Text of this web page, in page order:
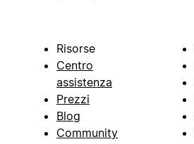
Risorse
Centro
assistenza
Prezzi
Blog
Community